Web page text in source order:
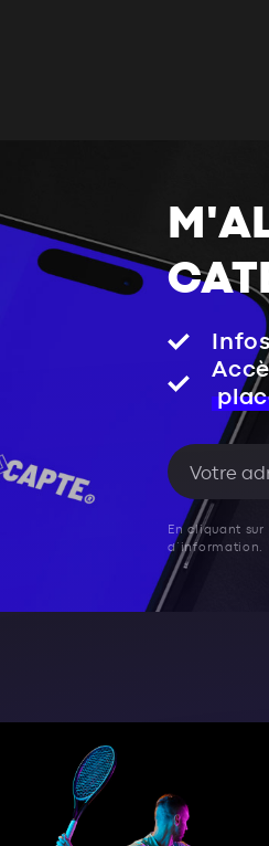
En cliquant sur
d’information.